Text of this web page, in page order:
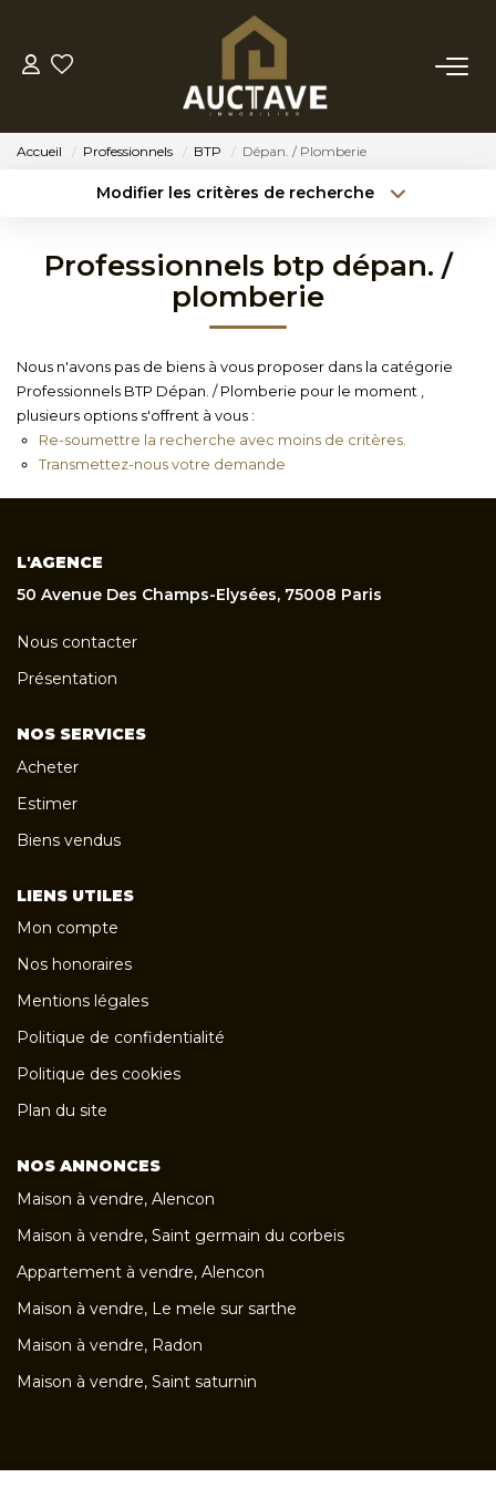
ACHETER
NOTRE AGENCE
NOTRE PHILOSOPHIE
CONTACT
Accueil Professionnels BTP Dépan. / Plomberie
Modifier les critères de recherche
Type de bien
Surface min
Plus de critères Créer une alerte
Professionnels btp dépan. /
plomberie
Nous n'avons pas de biens à vous proposer dans la catégorie
Professionnels BTP Dépan. / Plomberie pour le moment ,
plusieurs options s'offrent à vous :
Re-soumettre la recherche avec moins de critères.
Transmettez-nous votre demande
L'AGENCE
50 Avenue Des Champs-Elysées, 75008 Paris
Nous contacter
Présentation
NOS SERVICES
Acheter
Estimer
Biens vendus
LIENS UTILES
Mon compte
Nos honoraires
Mentions légales
Politique de confidentialité
Politique des cookies
Plan du site
NOS ANNONCES
Maison à vendre, Alencon
Maison à vendre, Saint germain du corbeis
Appartement à vendre, Alencon
Maison à vendre, Le mele sur sarthe
Maison à vendre, Radon
Maison à vendre, Saint saturnin